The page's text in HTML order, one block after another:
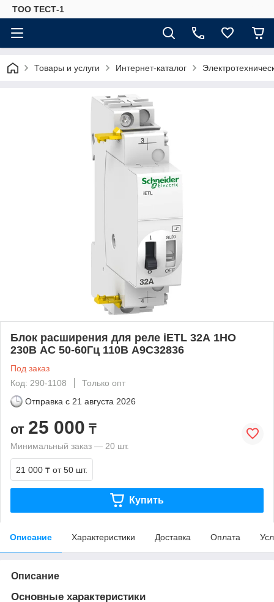
ТОО ТЕСТ-1
Товары и услуги Интернет-каталог
Блок расширения для реле iETL 32А 1НО
230В AC 50-60Гц 110В A9C32836
Под заказ
Код: 290-1108
Только опт
Отправка с 21 августа 2026
от 25 000 ₸
Минимальный заказ — 20 шт.
21 000 ₸ от 50 шт.
Купить
Описание Характеристики Доставка Оплата
Описание
Основные характеристики